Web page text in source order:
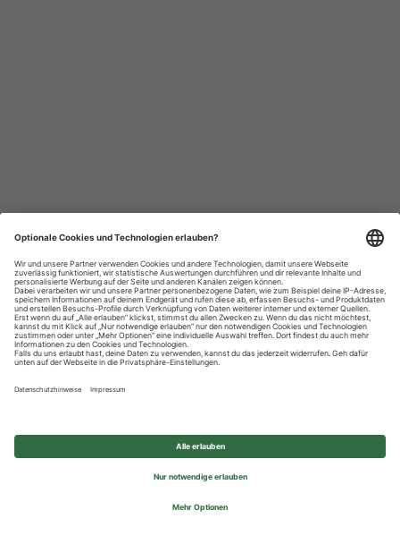
Datenschutzhinweise
Impressum
Privatsphäre-Einstellungen
© 2026 REWE Group - All rights reserved